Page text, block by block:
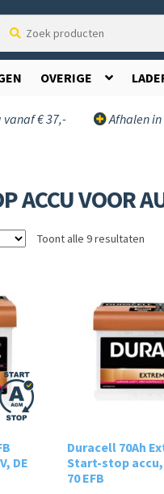
producten
OVERIGE
vanaf € 37,- Afhalen
ACCU VOOR
Toont alle 9 resultaten
DE
Duracell 70Ah
Start-stop accu,
70 EFB